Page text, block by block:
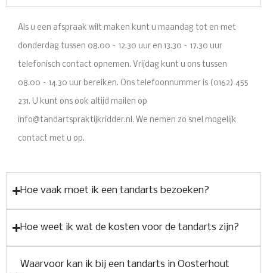
Als u een afspraak wilt maken kunt u maandag tot en met
donderdag tussen 08.00 – 12.30 uur en 13.30 – 17.30 uur
telefonisch contact opnemen. Vrijdag kunt u ons tussen
08.00 – 14.30 uur bereiken. Ons telefoonnummer is (0162) 455
231. U kunt ons ook altijd mailen op
info@tandartspraktijkridder.nl . We nemen zo snel mogelijk
contact met u op.
Hoe vaak moet ik een tandarts bezoeken?
Hoe weet ik wat de kosten voor de tandarts zijn?
Waarvoor kan ik bij een tandarts in Oosterhout